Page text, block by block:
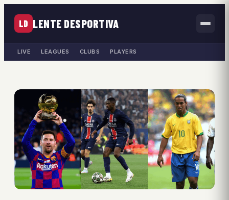
LD LENTE DESPORTIVA
LIVE LEAGUES CLUBS PLAYERS